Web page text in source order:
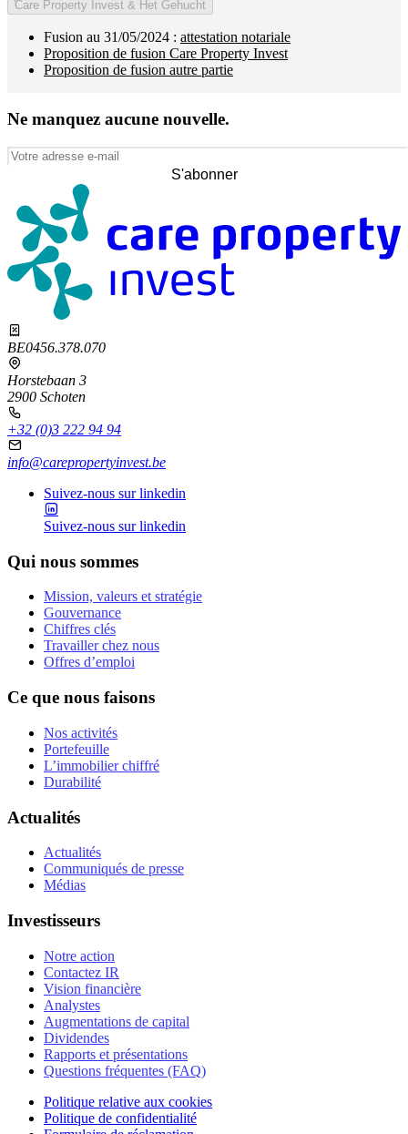
Care Property Invest & Het Gehucht
Fusion au 31/05/2024 : attestation notariale
Proposition de fusion Care Property Invest
Proposition de fusion autre partie
Ne manquez aucune nouvelle.
Votre
adresse
(Nécessaire)
S'abonner
BE0456.378.070
Horstebaan 3
2900 Schoten
+32 (0)3 222 94 94
info@carepropertyinvest.be
Suivez‑nous sur linkedin
Suivez‑nous sur linkedin
Qui nous sommes
Mission, valeurs et stratégie
Gouvernance
Chiffres clés
Travailler chez nous
Offres d’emploi
Ce que nous faisons
Nos activités
Portefeuille
L’immobilier chiffré
Durabilité
Actualités
Actualités
Communiqués de presse
Médias
Investisseurs
Notre action
Contactez IR
Vision financière
Analystes
Augmentations de capital
Dividendes
Rapports et présentations
Questions fréquentes (FAQ)
Politique relative aux cookies
Politique de confidentialité